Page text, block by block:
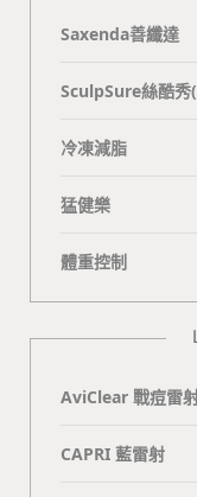
Saxenda善纖達
SculpSure絲酷秀
冷凍減脂
猛健樂
體重控制
AviClear 戰痘雷
CAPRI 藍雷射